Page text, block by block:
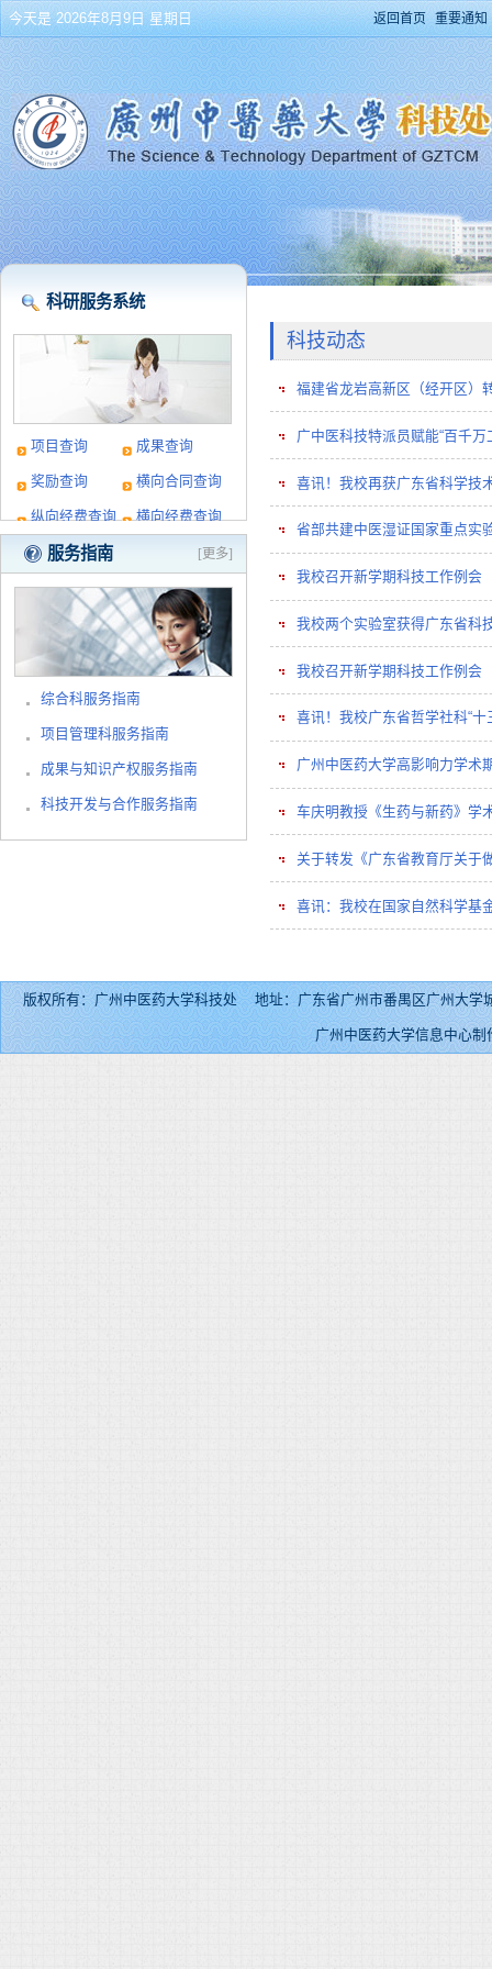
返回首页 重要通知
今天是 2026年8月9日 星期日
科研服务系统
项目查询 成果查询
奖励查询 横向合同查询
纵向经费查询 横向经费查询
[更多]
服务指南
综合科服务指南
项目管理科服务指南
成果与知识产权服务指南
科技开发与合作服务指南
科技动态
福建省龙岩高新区（经开区）
广中医科技特派员赋能“百千
喜讯！我校再获广东省科学技
省部共建中医湿证国家重点实
我校召开新学期科技工作例会
我校两个实验室获得广东省科
我校召开新学期科技工作例会
喜讯！我校广东省哲学社科“
广州中医药大学高影响力学术
车庆明教授《生药与新药》学
关于转发《广东省教育厅关于
喜讯：我校在国家自然科学基
版权所有：广州中医药大学科技处 地址：广东省广州市番禺区广州
广州中医药大学信息中心